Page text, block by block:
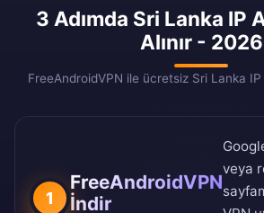
3 Adımda Sri Lanka IP
Alınır - 2026
FreeAndroidVPN ile ücretsiz Sri Lanka IP
1
FreeAndroidVPN
İndir
veya